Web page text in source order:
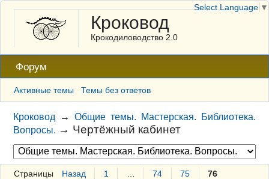
Кроковод
Крокодиловодство 2.0
Форум
Активные темы Темы без ответов
Кроковод →Общие темы. Мастерская. Библиотека.
Вопросы. → Чертёжный кабинет
Страницы Назад 1 74 75
76
Select Language ▼